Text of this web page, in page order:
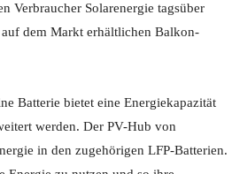
Verbraucher Solarenergie tagsüber
dem Markt erhältlichen Balkon-
Batterie bietet eine Energiekapazität
werden. Der PV-Hub von
in den zugehörigen LFP-Batterien.